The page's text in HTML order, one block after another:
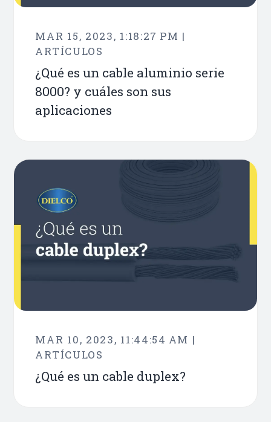
MAR 15, 2023, 1:18:27 PM |
ARTÍCULOS
¿Qué es un cable aluminio serie
8000? y cuáles son sus
aplicaciones
MAR 10, 2023, 11:44:54 AM |
ARTÍCULOS
¿Qué es un cable duplex?